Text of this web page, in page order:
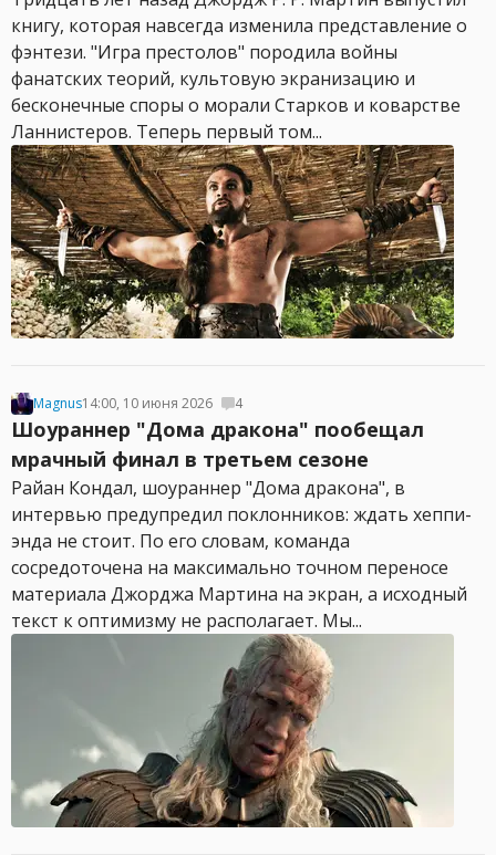
книгу, которая навсегда изменила представление о
фэнтези. "Игра престолов" породила войны
фанатских теорий, культовую экранизацию и
бесконечные споры о морали Старков и коварстве
Ланнистеров. Теперь первый том...
Magnus14:00, 10 июня 2026 4
Шоураннер "Дома дракона" пообещал
мрачный финал в третьем сезоне
Райан Кондал, шоураннер "Дома дракона", в
интервью предупредил поклонников: ждать хеппи-
энда не стоит. По его словам, команда
сосредоточена на максимально точном переносе
материала Джорджа Мартина на экран, а исходный
текст к оптимизму не располагает. Мы...